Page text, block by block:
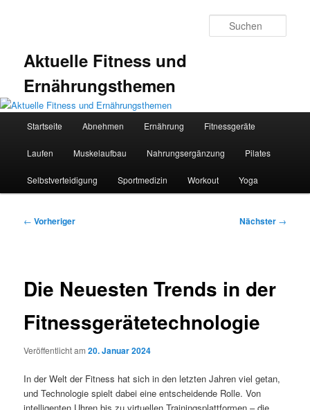
Aktuelle Fitness und
Ernährungsthemen
Startseite Abnehmen Ernährung Fitnessgeräte
Laufen Muskelaufbau Nahrungsergänzung Pilates
Selbstverteidigung Sportmedizin Workout Yoga
Beitragsnavigation
← Vorheriger Nächster →
Die Neuesten Trends in der
Fitnessgerätetechnologie
Veröffentlicht am20. Januar 2024
In der Welt der Fitness hat sich in den letzten Jahren viel getan,
und Technologie spielt dabei eine entscheidende Rolle. Von